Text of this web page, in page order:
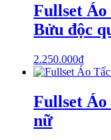
Fullset Áo
Bửu độc
2.250.000₫
Fullset Áo
nữ